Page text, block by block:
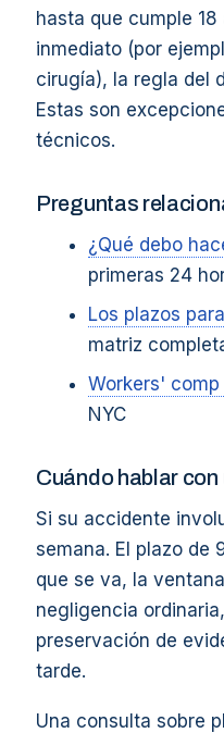
hasta que cumple
inmediato (por
cirugía), la regla del
Estas son
técnicos.
Preguntas
¿Qué debo
primeras 24
Los plazos
matriz
Workers'
NYC
Cuándo hablar
Si su accidente
semana. El plazo de
que se va, la
negligencia
preservación de
tarde.
Una consulta sobre